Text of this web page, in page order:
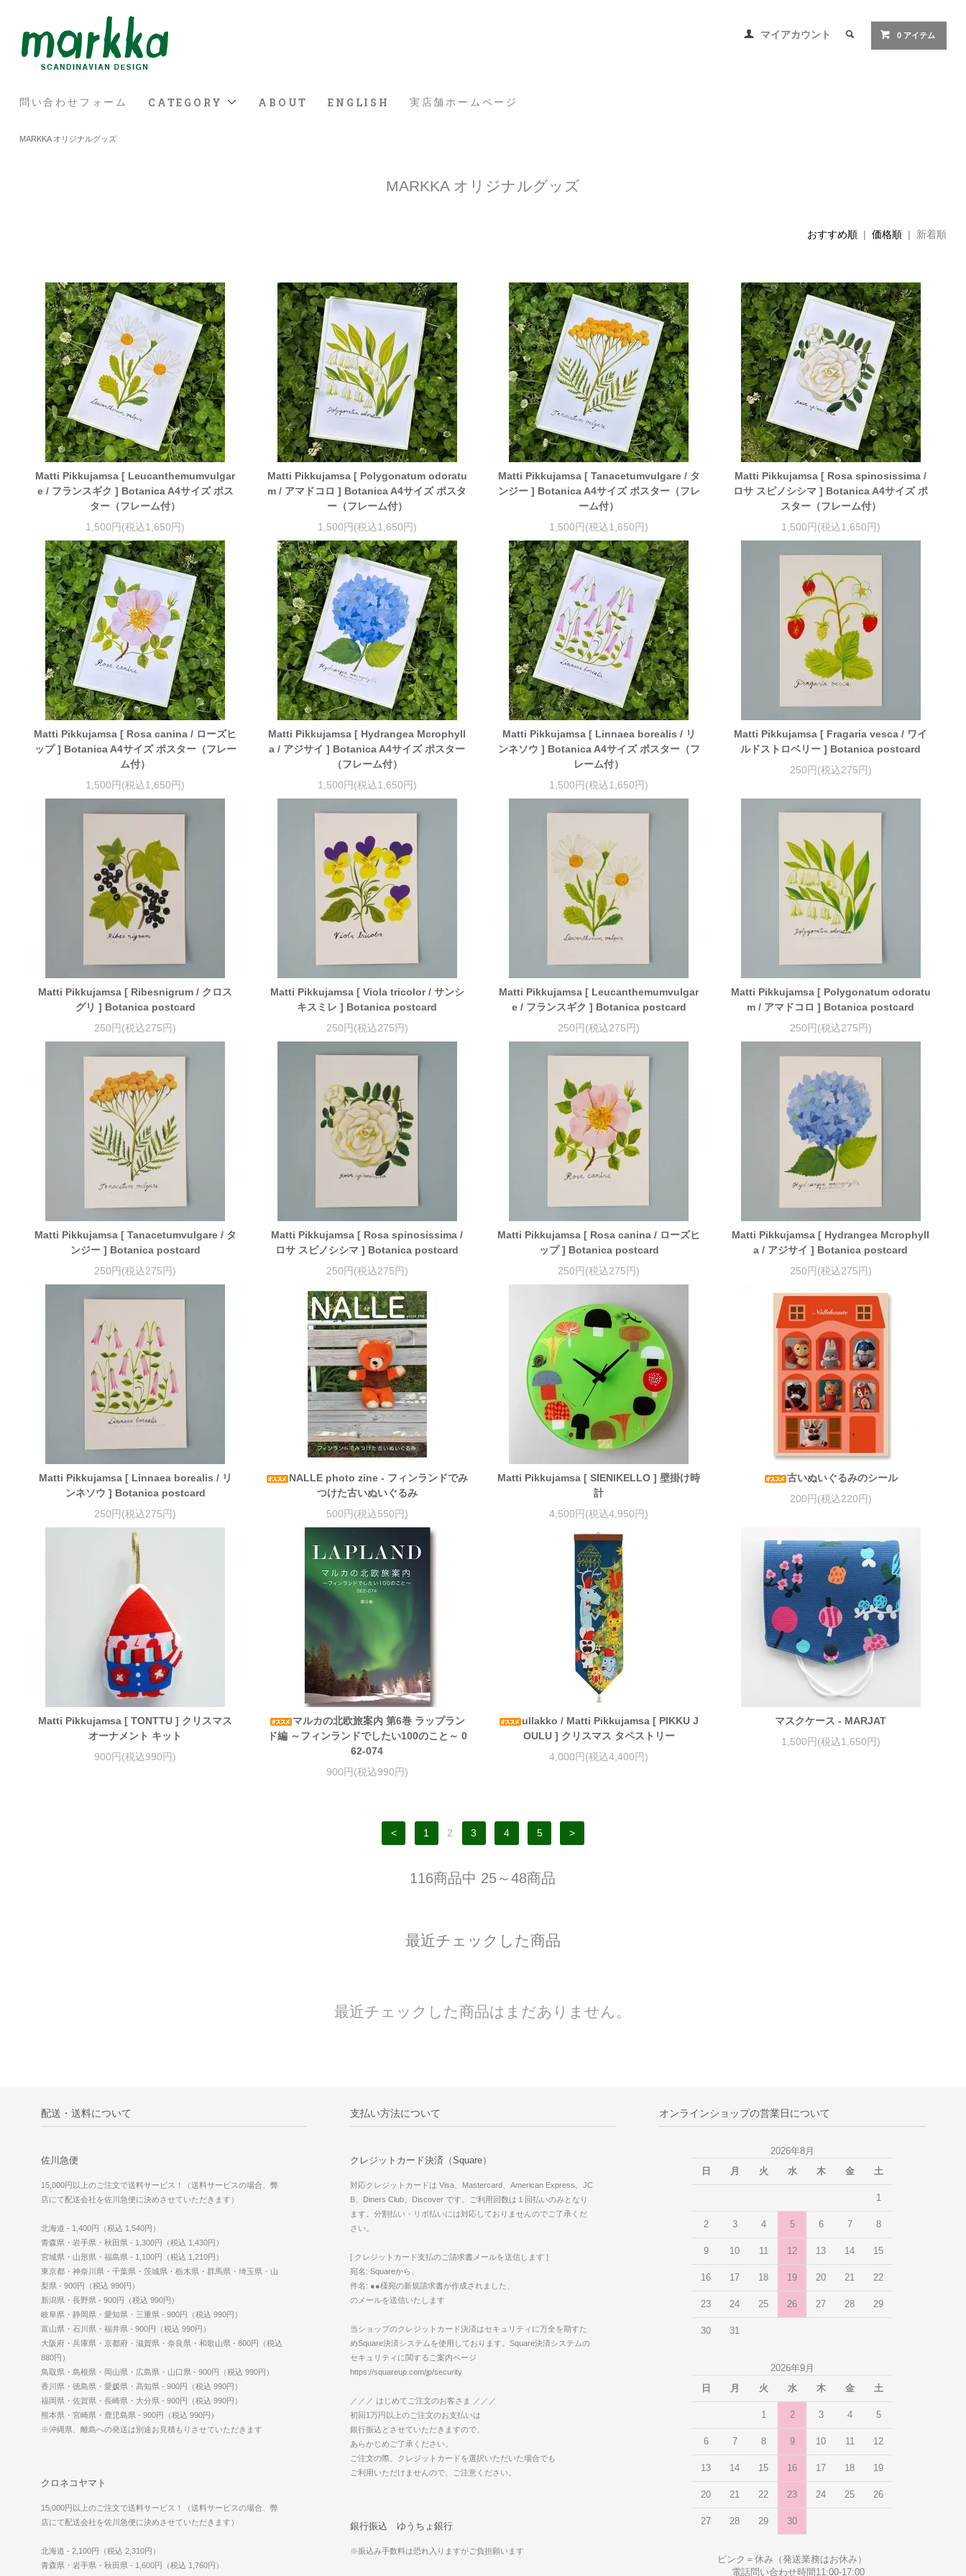
マイアカウント 0 アイテム
問い合わせフォーム CATEGORY ABOUT ENGLISH 実店舗ホームページ
MARKKA オリジナルグッズ
MARKKA オリジナルグッズ
おすすめ順 |価格順 | 新着順
Matti Pikkujamsa [ Leucanthemumvulgar
e / フランスギク ] Botanica A4サイズ ポス
ター（フレーム付）
1,500円(税込1,650円)
Matti Pikkujamsa [ Polygonatum odoratu
m / アマドコロ ] Botanica A4サイズ ポスタ
ー（フレーム付）
1,500円(税込1,650円)
Matti Pikkujamsa [ Tanacetumvulgare / タ
ンジー ] Botanica A4サイズ ポスター（フレ
ーム付）
1,500円(税込1,650円)
Matti Pikkujamsa [ Rosa spinosissima /
ロサ スピノシシマ ] Botanica A4サイズ ポ
スター（フレーム付）
1,500円(税込1,650円)
Matti Pikkujamsa [ Rosa canina / ローズヒ
ップ ] Botanica A4サイズ ポスター（フレー
ム付）
1,500円(税込1,650円)
Matti Pikkujamsa [ Hydrangea Mcrophyll
a / アジサイ ] Botanica A4サイズ ポスター
（フレーム付）
1,500円(税込1,650円)
Matti Pikkujamsa [ Linnaea borealis / リ
ンネソウ ] Botanica A4サイズ ポスター（フ
レーム付）
1,500円(税込1,650円)
Matti Pikkujamsa [ Fragaria vesca / ワイ
ルドストロベリー ] Botanica postcard
250円(税込275円)
Matti Pikkujamsa [ Ribesnigrum / クロス
グリ ] Botanica postcard
250円(税込275円)
Matti Pikkujamsa [ Viola tricolor / サンシ
キスミレ ] Botanica postcard
250円(税込275円)
Matti Pikkujamsa [ Leucanthemumvulgar
e / フランスギク ] Botanica postcard
250円(税込275円)
Matti Pikkujamsa [ Polygonatum odoratu
m / アマドコロ ] Botanica postcard
250円(税込275円)
Matti Pikkujamsa [ Tanacetumvulgare / タ
ンジー ] Botanica postcard
250円(税込275円)
Matti Pikkujamsa [ Rosa spinosissima /
ロサ スピノシシマ ] Botanica postcard
250円(税込275円)
Matti Pikkujamsa [ Rosa canina / ローズヒ
ップ ] Botanica postcard
250円(税込275円)
Matti Pikkujamsa [ Hydrangea Mcrophyll
a / アジサイ ] Botanica postcard
250円(税込275円)
Matti Pikkujamsa [ Linnaea borealis / リ
ンネソウ ] Botanica postcard
250円(税込275円)
NALLE photo zine - フィンランドでみ
つけた古いぬいぐるみ
500円(税込550円)
Matti Pikkujamsa [ SIENIKELLO ] 壁掛け時
計
4,500円(税込4,950円)
古いぬいぐるみのシール
200円(税込220円)
Matti Pikkujamsa [ TONTTU ] クリスマス
オーナメント キット
900円(税込990円)
マルカの北欧旅案内 第6巻 ラップラン
ド編 ～フィンランドでしたい100のこと～ 0
62-074
900円(税込990円)
ullakko / Matti Pikkujamsa [ PIKKU J
OULU ] クリスマス タペストリー
4,000円(税込4,400円)
マスクケース - MARJAT
1,500円(税込1,650円)
< 1 2 3 4 5 >
116商品中 25～48商品
最近チェックした商品
最近チェックした商品はまだありません。
配送・送料について
佐川急便
15,000円以上のご注文で送料サービス！（送料サービスの場合、弊
店にて配送会社を佐川急便に決めさせていただきます）
北海道 - 1,400円（税込 1,540円）
青森県・岩手県・秋田県 - 1,300円（税込 1,430円）
宮城県・山形県・福島県 - 1,100円（税込 1,210円）
東京都・神奈川県・千葉県・茨城県・栃木県・群馬県・埼玉県・山
梨県 - 900円（税込 990円）
新潟県・長野県 - 900円（税込 990円）
岐阜県・静岡県・愛知県・三重県 - 900円（税込 990円）
富山県・石川県・福井県 - 900円（税込 990円）
大阪府・兵庫県・京都府・滋賀県・奈良県・和歌山県 - 800円（税込
880円）
鳥取県・島根県・岡山県・広島県・山口県 - 900円（税込 990円）
香川県・徳島県・愛媛県・高知県 - 900円（税込 990円）
福岡県・佐賀県・長崎県・大分県 - 900円（税込 990円）
熊本県・宮崎県・鹿児島県 - 900円（税込 990円）
※沖縄県、離島への発送は別途お見積もりさせていただきます
クロネコヤマト
15,000円以上のご注文で送料サービス！（送料サービスの場合、弊
店にて配送会社を佐川急便に決めさせていただきます）
北海道 - 2,100円（税込 2,310円）
青森県・岩手県・秋田県 - 1,600円（税込 1,760円）
支払い方法について
クレジットカード決済（Square）
対応クレジットカードは Visa、Mastercard、American Express、JC
B、Diners Club、Discover です。ご利用回数は１回払いのみとなり
ます。分割払い・リボ払いには対応しておりませんのでご了承くだ
さい。
[ クレジットカード支払のご請求書メールを送信します ]
宛名: Squareから、
件名: ●●様宛の新規請求書が作成されました、
のメールを送信いたします
当ショップのクレジットカード決済はセキュリティに万全を期すた
めSquare決済システムを使用しております。Square決済システムの
セキュリティに関するご案内ページ
https://squareup.com/jp/security
／／／ はじめてご注文のお客さま ／／／
初回1万円以上のご注文のお支払いは
銀行振込とさせていただきますので、
あらかじめご了承ください。
ご注文の際、クレジットカードを選択いただいた場合でも
ご利用いただけませんので、ご注意ください。
銀行振込 ゆうちょ銀行
※振込み手数料は恐れ入りますがご負担願います
オンラインショップの営業日について
2026年8月
日
月 火 水 木 金 土
1
2 3 4 5 6 7 8
9 10 11 12 13 14 15
16 17 18 19 20 21 22
23 24 25 26 27 28 29
30 31
2026年9月
日
月 火 水 木 金 土
1 2 3 4 5
6 7 8 9 10 11 12
13 14 15 16 17 18 19
20 21 22 23 24 25 26
27 28 29 30
ピンク＝休み（発送業務はお休み）
電話問い合わせ時間11:00-17:00